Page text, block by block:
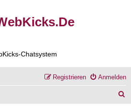
Chatsystem
Anmelden
Registrieren